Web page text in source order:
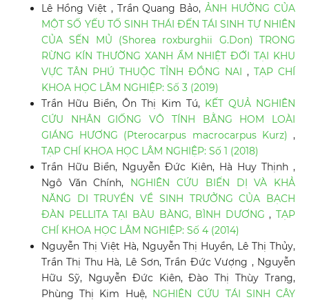
Lê Hồng Việt , Trần Quang Bảo,ẢNH HƯỞNG CỦA
MỘT SỐ YẾU TỐ SINH THÁI ĐẾN TÁI SINH TỰ NHIÊN
CỦA SẾN MỦ (Shorea roxburghii G.Don) TRONG
RỪNG KÍN THƯỜNG XANH ẨM NHIỆT ĐỚI TẠI KHU
VỰC TÂN PHÚ THUỘC TỈNH ĐỒNG NAI,TẠP CHÍ
KHOA HỌC LÂM NGHIỆP: Số 3 (2019)
Trần Hữu Biển, Ôn Thị Kim Tú, KẾT QUẢ NGHIÊN
CỨU NHÂN GIỐNG VÔ TÍNH BẰNG HOM LOÀI
GIÁNG HƯƠNG (Pterocarpus macrocarpus Kurz),
TẠP CHÍ KHOA HỌC LÂM NGHIỆP: Số 1 (2018)
Trần Hữu Biển, Nguyễn Đức Kiên, Hà Huy Thịnh ,
Ngô Văn Chính, NGHIÊN CỨU BIẾN DỊ VÀ KHẢ
NĂNG DI TRUYỀN VỀ SINH TRƯỞNG CỦA BẠCH
ĐÀN PELLITA TẠI BÀU BÀNG, BÌNH DƯƠNG,TẠP
CHÍ KHOA HỌC LÂM NGHIỆP: Số 4 (2014)
Nguyễn Thị Việt Hà, Nguyễn Thị Huyền, Lê Thị Thủy,
Trần Thị Thu Hà, Lê Sơn, Trần Đức Vượng , Nguyễn
Hữu Sỹ, Nguyễn Đức Kiên, Đào Thị Thùy Trang,
Phùng Thị Kim Huệ, NGHIÊN CỨU TÁI SINH CÂY